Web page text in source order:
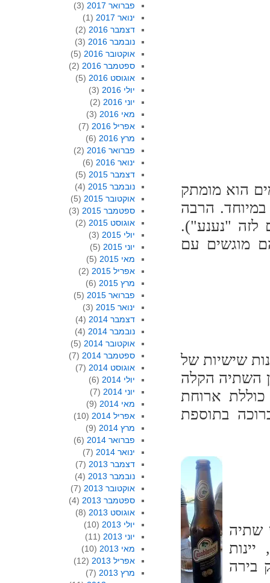
הוא מומתק
הרבה
לזה "נענע").
מוגשים עם
שישיות של
השתיה הקלה
ארוחת
בתוספת
שתיה
בירה
פברואר 2017
(3)
ינואר 2017
(1)
דצמבר 2016
(2)
נובמבר 2016
(3)
אוקטובר 2016
(5)
ספטמבר 2016
(2)
אוגוסט 2016
(5)
יולי 2016
(3)
יוני 2016
(2)
מאי 2016
(3)
אפריל 2016
(7)
מרץ 2016
(6)
פברואר 2016
(2)
ינואר 2016
(6)
דצמבר 2015
(5)
נובמבר 2015
(4)
אוקטובר 2015
(5)
ספטמבר 2015
(3)
אוגוסט 2015
(2)
יולי 2015
(3)
יוני 2015
(5)
מאי 2015
(5)
אפריל 2015
(2)
מרץ 2015
(6)
פברואר 2015
(5)
ינואר 2015
(3)
דצמבר 2014
(4)
נובמבר 2014
(4)
אוקטובר 2014
(5)
ספטמבר 2014
(7)
אוגוסט 2014
(7)
יולי 2014
(6)
יוני 2014
(7)
מאי 2014
(9)
אפריל 2014
(10)
מרץ 2014
(9)
פברואר 2014
(6)
ינואר 2014
(7)
דצמבר 2013
(7)
נובמבר 2013
(4)
אוקטובר 2013
(7)
ספטמבר 2013
(4)
אוגוסט 2013
(8)
יולי 2013
(10)
יוני 2013
(11)
מאי 2013
(10)
אפריל 2013
(12)
מרץ 2013
(7)